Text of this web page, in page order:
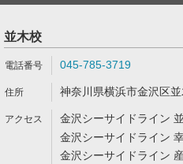
並木校
045-785-3719
神奈川県横浜市金沢区
金沢シーサイドライン
金沢シーサイドライン
金沢シーサイドライン